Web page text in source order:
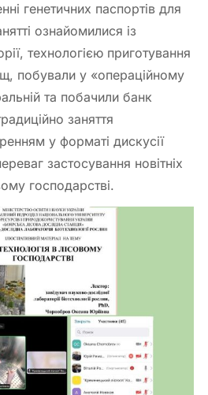
генетичних паспортів для
ознайомилися із
технологією приготування
побували у «операційному
та побачили банк
заняття
у форматі дискусії
застосування новітніх
господарстві.